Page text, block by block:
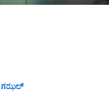
ಗಝಲ್